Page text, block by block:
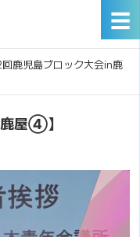
☰
回鹿児島ブロック大会in鹿
屋④】